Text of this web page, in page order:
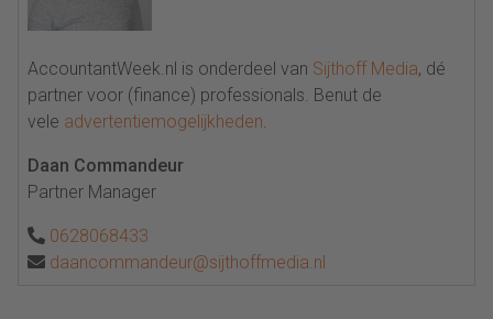
AccountantWeek.nl is onderdeel van Sijthoff Media, dé
partner voor (finance) professionals. Benut de
vele advertentiemogelijkheden
Daan Commandeur
Partner Manager
0628068433
daancommandeur@sijthoffmedia.nl